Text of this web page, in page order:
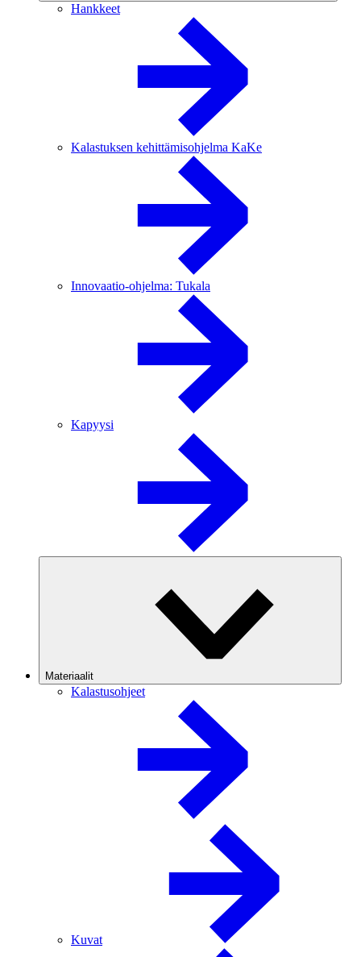
Hankkeet
Kalastuksen kehittämisohjelma KaKe
Innovaatio-ohjelma: Tukala
Kapyysi
Materiaalit
Kalastusohjeet
Kuvat